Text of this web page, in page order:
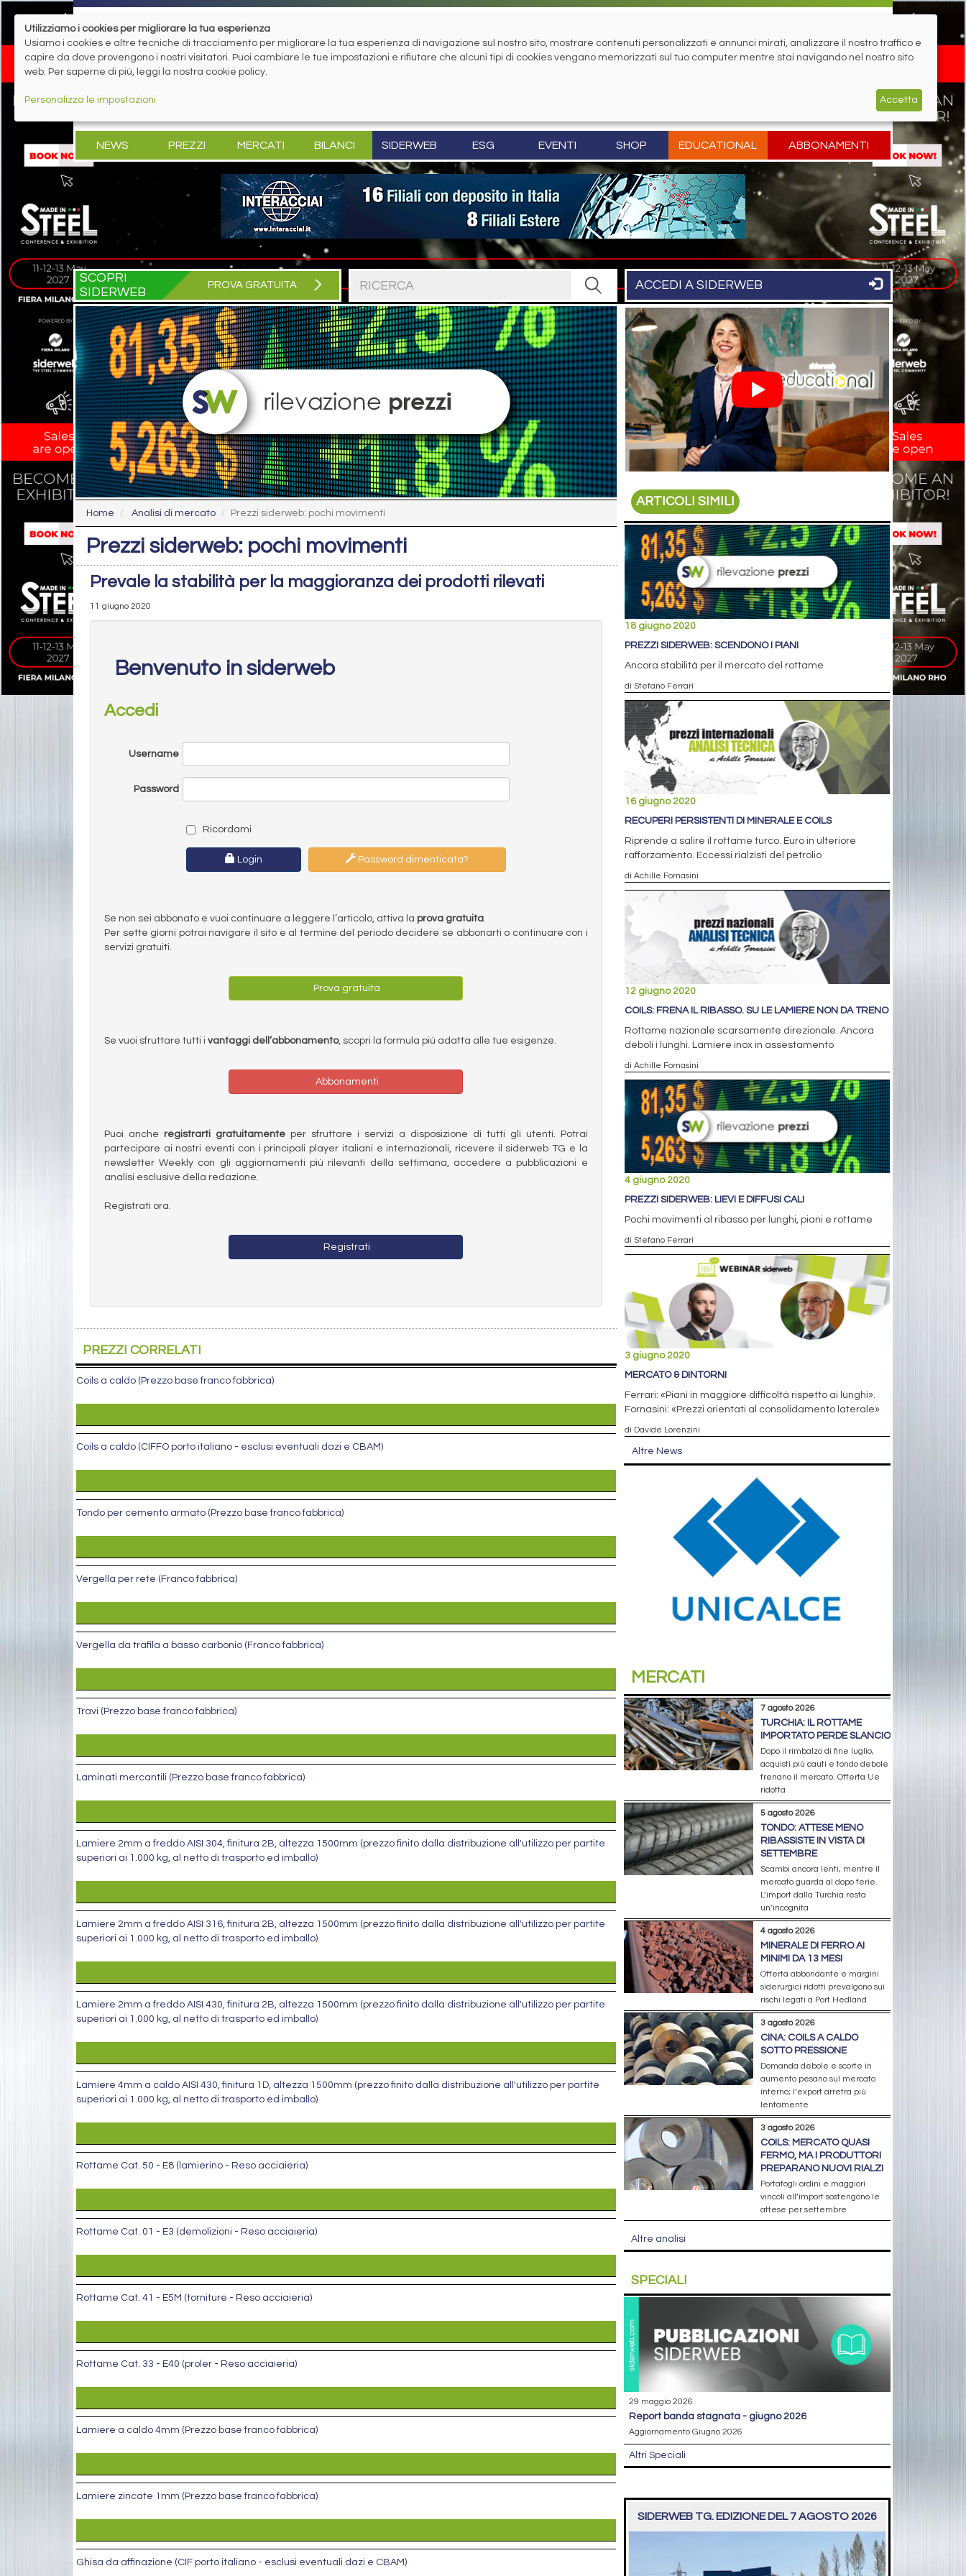
NEWS PREZZI MERCATI BILANCI SIDERWEB ESG EVENTI SHOP EDUCATIONAL ABBONAMENTI
SCOPRI
SIDERWEB
PROVA GRATUITA ACCEDI A SIDERWEB
Home Analisi di mercato Prezzi siderweb: pochi movimenti
Prezzi siderweb: pochi movimenti
Prevale la stabilità per la maggioranza dei prodotti rilevati
11 giugno 2020
Benvenuto in siderweb
Accedi
Username
Password
Ricordami
Login Password dimenticata?
Se non sei abbonato e vuoi continuare a leggere l’articolo, attiva la prova gratuita.
Per sette giorni potrai navigare il sito e al termine del periodo decidere se abbonarti o continuare con i
servizi gratuiti.
Prova gratuita
Se vuoi sfruttare tutti i vantaggi dell’abbonamento, scopri la formula più adatta alle tue esigenze.
Abbonamenti
Puoi anche registrarti gratuitamenteper sfruttare i servizi a disposizione di tutti gli utenti. Potrai
partecipare ai nostri eventi con i principali player italiani e internazionali, ricevere il siderweb TG e la
newsletter Weekly con gli aggiornamenti più rilevanti della settimana, accedere a pubblicazioni e
analisi esclusive della redazione.
Registrati ora.
Registrati
PREZZI CORRELATI
Coils a caldo (Prezzo base franco fabbrica)
Coils a caldo (CIFFO porto italiano - esclusi eventuali dazi e CBAM)
Tondo per cemento armato (Prezzo base franco fabbrica)
Vergella per rete (Franco fabbrica)
Vergella da trafila a basso carbonio (Franco fabbrica)
Travi (Prezzo base franco fabbrica)
Laminati mercantili (Prezzo base franco fabbrica)
Lamiere 2mm a freddo AISI 304, finitura 2B, altezza 1500mm (prezzo finito dalla distribuzione all'utilizzo per partite
superiori ai 1.000 kg, al netto di trasporto ed imballo)
Lamiere 2mm a freddo AISI 316, finitura 2B, altezza 1500mm (prezzo finito dalla distribuzione all'utilizzo per partite
superiori ai 1.000 kg, al netto di trasporto ed imballo)
Lamiere 2mm a freddo AISI 430, finitura 2B, altezza 1500mm (prezzo finito dalla distribuzione all'utilizzo per partite
superiori ai 1.000 kg, al netto di trasporto ed imballo)
Lamiere 4mm a caldo AISI 430, finitura 1D, altezza 1500mm (prezzo finito dalla distribuzione all'utilizzo per partite
superiori ai 1.000 kg, al netto di trasporto ed imballo)
Rottame Cat. 50 - E8 (lamierino - Reso acciaieria)
Rottame Cat. 01 - E3 (demolizioni - Reso acciaieria)
Rottame Cat. 41 - E5M (torniture - Reso acciaieria)
Rottame Cat. 33 - E40 (proler - Reso acciaieria)
Lamiere a caldo 4mm (Prezzo base franco fabbrica)
Lamiere zincate 1mm (Prezzo base franco fabbrica)
Ghisa da affinazione (CIF porto italiano - esclusi eventuali dazi e CBAM)
ARTICOLI SIMILI
18 giugno 2020
PREZZI SIDERWEB: SCENDONO I PIANI
Ancora stabilità per il mercato del rottame
di Stefano Ferrari
16 giugno 2020
RECUPERI PERSISTENTI DI MINERALE E COILS
Riprende a salire il rottame turco. Euro in ulteriore
rafforzamento. Eccessi rialzisti del petrolio
di Achille Fornasini
12 giugno 2020
COILS: FRENA IL RIBASSO. SU LE LAMIERE NON DA TRENO
Rottame nazionale scarsamente direzionale. Ancora
deboli i lunghi. Lamiere inox in assestamento
di Achille Fornasini
4 giugno 2020
PREZZI SIDERWEB: LIEVI E DIFFUSI CALI
Pochi movimenti al ribasso per lunghi, piani e rottame
di Stefano Ferrari
3 giugno 2020
MERCATO & DINTORNI
Ferrari: «Piani in maggiore difficoltà rispetto ai lunghi».
Fornasini: «Prezzi orientati al consolidamento laterale»
di Davide Lorenzini
Altre News
MERCATI
7 agosto 2026
TURCHIA: IL ROTTAME
IMPORTATO PERDE SLANCIO
Dopo il rimbalzo di fine luglio,
acquisti più cauti e tondo debole
frenano il mercato. Offerta Ue
ridotta
5 agosto 2026
TONDO: ATTESE MENO
RIBASSISTE IN VISTA DI
SETTEMBRE
Scambi ancora lenti, mentre il
mercato guarda al dopo ferie.
L’import dalla Turchia resta
un’incognita
4 agosto 2026
MINERALE DI FERRO AI
MINIMI DA 13 MESI
Offerta abbondante e margini
siderurgici ridotti prevalgono sui
rischi legati a Port Hedland
3 agosto 2026
CINA: COILS A CALDO
SOTTO PRESSIONE
Domanda debole e scorte in
aumento pesano sul mercato
interno; l’export arretra più
lentamente
3 agosto 2026
COILS: MERCATO QUASI
FERMO, MA I PRODUTTORI
PREPARANO NUOVI RIALZI
Portafogli ordini e maggiori
vincoli all’import sostengono le
attese per settembre
Altre analisi
SPECIALI
29 maggio 2026
report banda stagnata - giugno 2026
Aggiornamento Giugno 2026
Altri Speciali
SIDERWEB TG. EDIZIONE DEL 7 AGOSTO 2026
Utilizziamo i cookies per migliorare la tua esperienza
Usiamo i cookies e altre tecniche di tracciamento per migliorare la tua esperienza di navigazione sul nostro sito, mostrare contenuti personalizzati e annunci mirati, analizzare il nostro traffico e
capire da dove provengono i nostri visitatori. Puoi cambiare le tue impostazioni e rifiutare che alcuni tipi di cookies vengano memorizzati sul tuo computer mentre stai navigando nel nostro sito
web. Per saperne di più, leggi la nostra cookie policy.
Personalizza le impostazioni Accetta